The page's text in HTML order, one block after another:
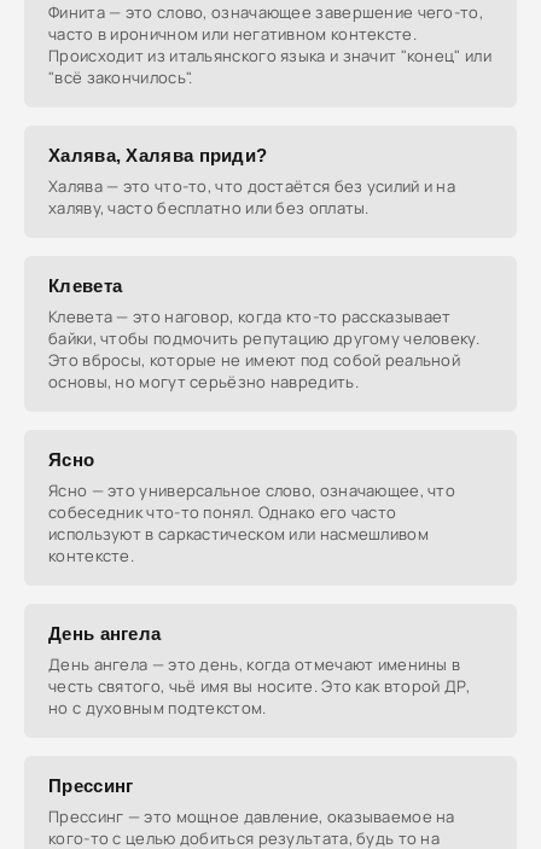
Финита — это слово, означающее завершение чего-то,
часто в ироничном или негативном контексте.
Происходит из итальянского языка и значит "конец" или
"всё закончилось".
Халява, Халява приди?
Халява — это что-то, что достаётся без усилий и на
халяву, часто бесплатно или без оплаты.
Клевета
Клевета — это наговор, когда кто-то рассказывает
байки, чтобы подмочить репутацию другому человеку.
Это вбросы, которые не имеют под собой реальной
основы, но могут серьёзно навредить.
Ясно
Ясно — это универсальное слово, означающее, что
собеседник что-то понял. Однако его часто
используют в саркастическом или насмешливом
контексте.
День ангела
День ангела — это день, когда отмечают именины в
честь святого, чьё имя вы носите. Это как второй ДР,
но с духовным подтекстом.
Прессинг
Прессинг — это мощное давление, оказываемое на
кого-то с целью добиться результата, будь то на